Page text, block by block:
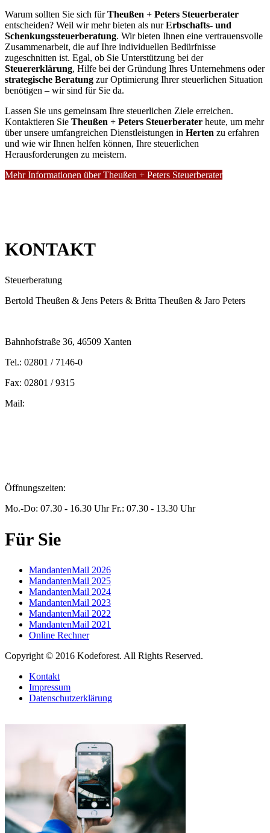
Warum sollten Sie sich fürTheußen + Peters Steuerberater
entscheiden? Weil wir mehr bieten als nurErbschafts- und
Schenkungssteuerberatung. Wir bieten Ihnen eine vertrauensvolle
Zusammenarbeit, die auf Ihre individuellen Bedürfnisse
zugeschnitten ist. Egal, ob Sie Unterstützung bei der
Steuererklärung, Hilfe bei der Gründung Ihres Unternehmens oder
strategische Beratung zur Optimierung Ihrer steuerlichen Situation
benötigen – wir sind für Sie da.
Lassen Sie uns gemeinsam Ihre steuerlichen Ziele erreichen.
Kontaktieren Sie Theußen + Peters Steuerberater heute, um mehr
über unsere umfangreichen Dienstleistungen in Herten zu erfahren
und wie wir Ihnen helfen können, Ihre steuerlichen
Herausforderungen zu meistern.
Mehr Informationen über Theußen + Peters Steuerberater
KONTAKT
Steuerberatung
Bertold Theußen & Jens Peters & Britta Theußen & Jaro Peters
Bahnhofstraße 36, 46509 Xanten
Tel.: 02801 / 7146-0
Fax: 02801 / 9315
Mail:
Öffnungszeiten:
Mo.-Do: 07.30 - 16.30 Uhr Fr.: 07.30 - 13.30 Uhr
Für Sie
MandantenMail 2026
MandantenMail 2025
MandantenMail 2024
MandantenMail 2023
MandantenMail 2022
MandantenMail 2021
Online Rechner
Copyright © 2016 Kodeforest. All Rights Reserved.
Kontakt
Impressum
Datenschutzerklärung